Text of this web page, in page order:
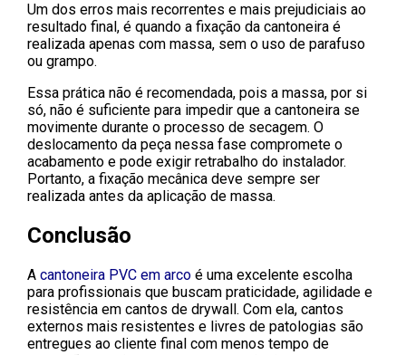
Um dos erros mais recorrentes e mais prejudiciais ao
resultado final, é quando a fixação da cantoneira é
realizada apenas com massa, sem o uso de parafuso
ou grampo.
Essa prática não é recomendada, pois a massa, por si
só, não é suficiente para impedir que a cantoneira se
movimente durante o processo de secagem. O
deslocamento da peça nessa fase compromete o
acabamento e pode exigir retrabalho do instalador.
Portanto, a fixação mecânica deve sempre ser
realizada antes da aplicação de massa.
Conclusão
A cantoneira PVC em arco é uma excelente escolha
para profissionais que buscam praticidade, agilidade e
resistência em cantos de drywall. Com ela, cantos
externos mais resistentes e livres de patologias são
entregues ao cliente final com menos tempo de